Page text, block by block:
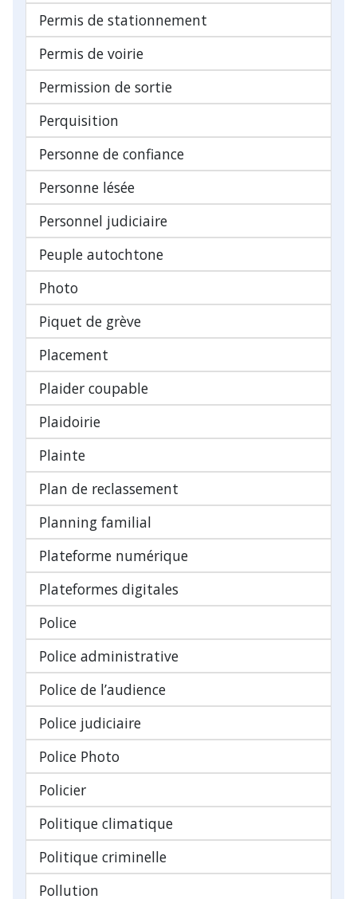
Permis de stationnement
Permis de voirie
Permission de sortie
Perquisition
Personne de confiance
Personne lésée
Personnel judiciaire
Peuple autochtone
Photo
Piquet de grève
Placement
Plaider coupable
Plaidoirie
Plainte
Plan de reclassement
Planning familial
Plateforme numérique
Plateformes digitales
Police
Police administrative
Police de l’audience
Police judiciaire
Police Photo
Policier
Politique climatique
Politique criminelle
Pollution